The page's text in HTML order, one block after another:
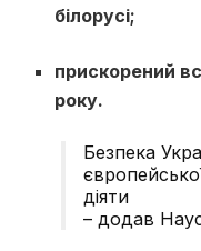
білорусі;
прискорений
року.
Безпека
діяти
– додав